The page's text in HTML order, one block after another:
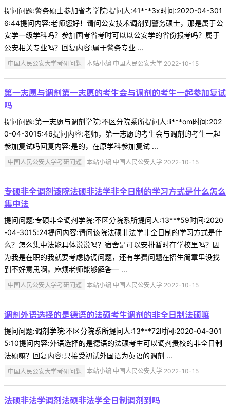
提问问题:警务硕士参加省考学院:提问人:41***3x时间:2020-04-301
6:44提问内容:老师您好！请问公安技术调剂到警务硕士，那是属于公
安学一级学科吗？参加国考省考时可以以公安学的省份报考吗？属于
公安相关专业吗？回复内容:属于警务专业 ...
中国人民公安大学考研问题 本站小编 中国人民公安大学 2022-10-15
第一志愿与调剂第一志愿的考生会与调剂的考生一起参加复试
吗
提问问题:第一志愿与调剂学院:不区分院系所提问人:li***om时间:202
0-04-3015:46提问内容:老师，第一志愿的考生会与调剂的考生一起
参加复试吗回复内容:是的，在原学科参加复试 ...
中国人民公安大学考研问题 本站小编 中国人民公安大学 2022-10-15
专硕非全调剂该院法硕非法学非全日制的学习方式是什么怎么
集中法
提问问题:专硕非全调剂学院:不区分院系所提问人:13***59时间:2020
-04-3015:24提问内容:请问该院法硕非法学非全日制的学习方式是什
么？怎么集中法能具体说说吗？宿舍是可以安排暂时在学校里吗？因
为我是在职的我就要考虑协调问题，还有学费问题在招生简章里没找
到不好意思啊，麻烦老师能够解答一 ...
中国人民公安大学考研问题 本站小编 中国人民公安大学 2022-10-15
调剂外语选择的是德语的法硕考生调剂的非全日制法硕嘛
提问问题:调剂学院:不区分院系所提问人:13***72时间:2020-04-301
5:10提问内容:外语选择的是德语的法硕考生可以调剂贵校的非全日制
法硕嘛？回复内容:只接受初试外国语为英语的调剂 ...
中国人民公安大学考研问题 本站小编 中国人民公安大学 2022-10-15
法硕非法学调剂法硕非法学全日制调剂到吗